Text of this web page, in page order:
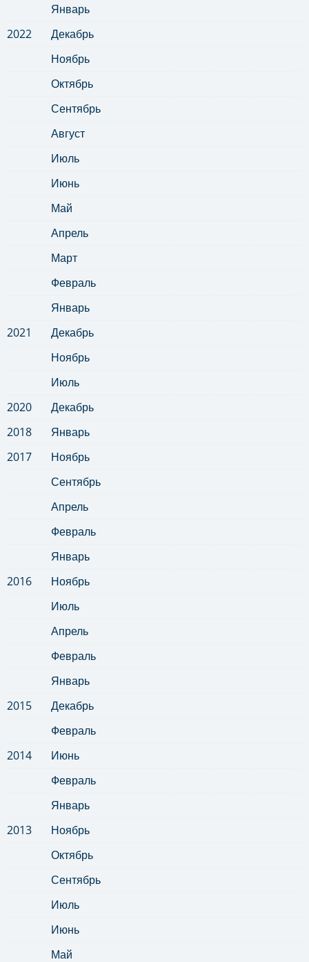
Январь
2022
Декабрь
Ноябрь
Октябрь
Сентябрь
Август
Июль
Июнь
Май
Апрель
Март
Февраль
Январь
2021
Декабрь
Ноябрь
Июль
2020
Декабрь
2018
Январь
2017
Ноябрь
Сентябрь
Апрель
Февраль
Январь
2016
Ноябрь
Июль
Апрель
Февраль
Январь
2015
Декабрь
Февраль
2014
Июнь
Февраль
Январь
2013
Ноябрь
Октябрь
Сентябрь
Июль
Июнь
Май